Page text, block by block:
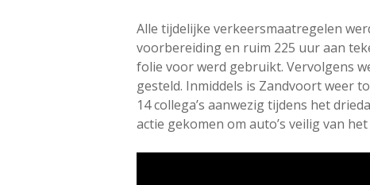
Alle tijdelijke verkeersmaatregelen
voorbereiding en ruim 225 uur aan
folie voor werd gebruikt. Vervolgens
gesteld. Inmiddels is Zandvoort weer
14 collega’s aanwezig tijdens het
actie gekomen om auto’s veilig van